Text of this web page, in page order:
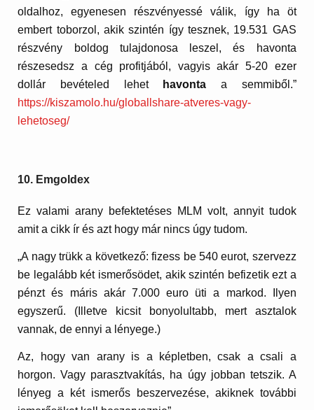
oldalhoz, egyenesen részvényessé válik, így ha öt
embert toborzol, akik szintén így tesznek, 19.531 GAS
részvény boldog tulajdonosa leszel, és havonta
részesedsz a cég profitjából, vagyis akár 5-20 ezer
dollár bevételed lehet
havontaa semmiből.”
https://kiszamolo.hu/globallshare-atveres-vagy-
lehetoseg/
10. Emgoldex
Ez valami arany befektetéses MLM volt, annyit tudok
amit a cikk ír és azt hogy már nincs úgy tudom.
„A nagy trükk a következő: fizess be 540 eurot, szervezz
be legalább két ismerősödet, akik szintén befizetik ezt a
pénzt és máris akár 7.000 euro üti a markod. Ilyen
egyszerű. (Illetve kicsit bonyolultabb, mert asztalok
vannak, de ennyi a lényege.)
Az, hogy van arany is a képletben, csak a csali a
horgon. Vagy parasztvakítás, ha úgy jobban tetszik. A
lényeg a két ismerős beszervezése, akiknek további